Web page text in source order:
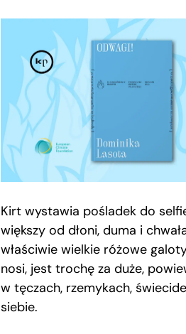
Kirt wystawia pośladek do
większy od dłoni, duma i
właściwie wielkie różowe
nosi, jest trochę za duże,
w tęczach, rzemykach,
siebie.